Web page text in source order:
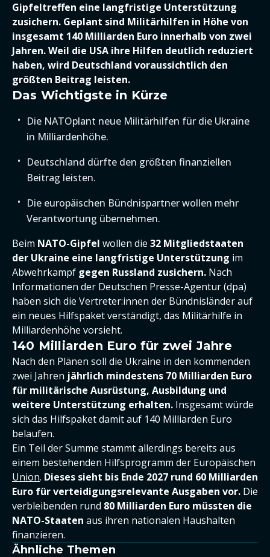
Gipfeltreffen eine langfristige Unterstützung
zusichern. Geplant sind Militärhilfen in Höhe von
insgesamt 140 Milliarden Euro innerhalb von zwei
Jahren. Weil die USA ihre Hilfen deutlich reduziert
haben, wird Deutschland voraussichtlich den
größten Beitrag leisten.
Das Wichtigste in Kürze
Die NATOplant neue Militärhilfen für die Ukraine
in Milliardenhöhe.
Deutschland dürfte den größten finanziellen
Beitrag leisten.
Die europäischen Bündnispartner wollen mehr
Verantwortung übernehmen.
Beim NATO-Gipfel wollen die 32 Mitgliedstaaten
der Ukraine eine langfristige Unterstützung im
Abwehrkampf gegen Russland zusichern. Nach
Informationen der Deutschen Presse-Agentur (dpa)
haben sich die Vertreter:innen der Bündnisländer auf
ein neues Hilfspaket verständigt, das Militärhilfe in
Milliardenhöhe vorsieht.
140 Milliarden Euro für zwei Jahre
Nach den Plänen soll die Ukraine in den kommenden
zwei Jahren jährlich mindestens 70 Milliarden Euro
für militärische Ausrüstung, Ausbildung und
weitere Unterstützung erhalten. Insgesamt würde
sich das Hilfspaket damit auf 140 Milliarden Euro
belaufen.
Ein Teil der Summe stammt allerdings bereits aus
einem bestehenden Hilfsprogramm der Europäischen
Union. Dieses sieht bis Ende 2027 rund 60 Milliarden
Euro für verteidigungsrelevante Ausgaben vor. Die
verbleibenden rund 80 Milliarden Euro müssten die
NATO-Staaten aus ihren nationalen Haushalten
finanzieren.
Ähnliche Themen